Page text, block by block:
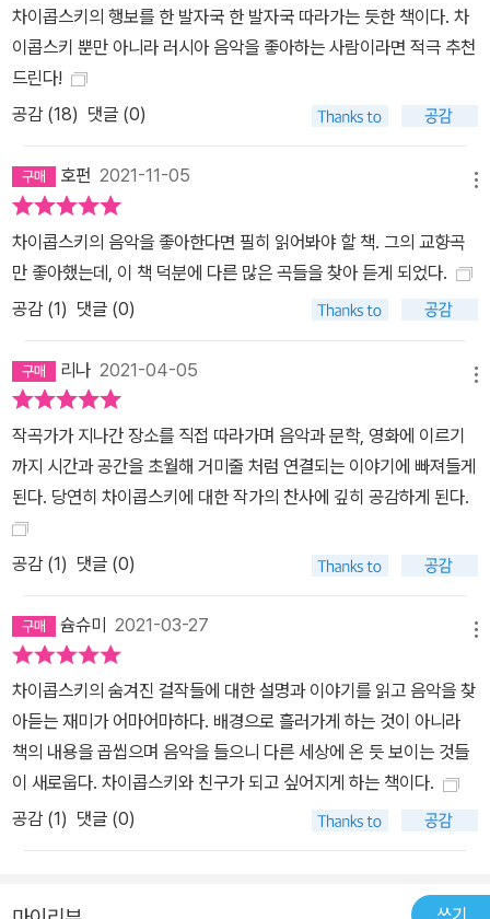
차이콥스키의 행보를 한 발자국 한 발자국 따라가는 듯한 책이다. 차
이콥스키 뿐만 아니라 러시아 음악을 좋아하는 사람이라면 적극 추천
드린다!
공감 (18) 댓글 (0)
호펀 2021-11-05
차이콥스키의 음악을 좋아한다면 필히 읽어봐야 할 책. 그의 교향곡
만 좋아했는데, 이 책 덕분에 다른 많은 곡들을 찾아 듣게 되었다.
공감 (1) 댓글 (0)
리나 2021-04-05
작곡가가 지나간 장소를 직접 따라가며 음악과 문학, 영화에 이르기
까지 시간과 공간을 초월해 거미줄 처럼 연결되는 이야기에 빠져들게
된다. 당연히 차이콥스키에 대한 작가의 찬사에 깊히 공감하게 된다.
공감 (1) 댓글 (0)
슘슈미 2021-03-27
차이콥스키의 숨겨진 걸작들에 대한 설명과 이야기를 읽고 음악을 찾
아듣는 재미가 어마어마하다. 배경으로 흘러가게 하는 것이 아니라
책의 내용을 곱씹으며 음악을 들으니 다른 세상에 온 듯 보이는 것들
이 새로웁다. 차이콥스키와 친구가 되고 싶어지게 하는 책이다.
공감 (1) 댓글 (0)